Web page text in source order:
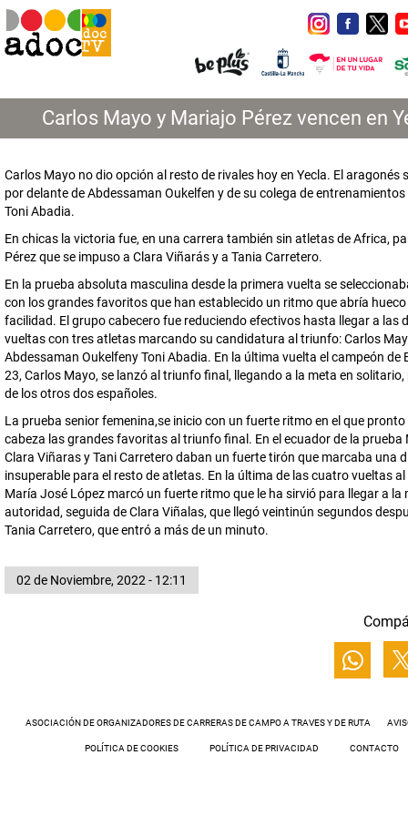
Carlos Mayo y Mariajo Pérez vencen en
Carlos Mayo no dio opción al resto de rivales hoy en Yecla. El aragonés
por delante de Abdessaman Oukelfen y de su colega de
Toni Abadia.
En chicas la victoria fue, en una carrera también sin atletas de Africa,
Pérez que se impuso a Clara Viñarás y a Tania Carretero.
En la prueba absoluta masculina desde la primera vuelta se
con los grandes favoritos que han establecido un ritmo que abría
facilidad. El grupo cabecero fue reduciendo efectivos hasta llegar a las
vueltas con tres atletas marcando su candidatura al triunfo: Carlos
Abdessaman Oukelfeny Toni Abadia. En la última vuelta el campeón de
23, Carlos Mayo, se lanzó al triunfo final, llegando a la meta en
de los otros dos españoles.
La prueba senior femenina,se inicio con un fuerte ritmo en el que
cabeza las grandes favoritas al triunfo final. En el ecuador de la prueba
Clara Viñaras y Tani Carretero daban un fuerte tirón que marcaba una
insuperable para el resto de atletas. En la última de las cuatro vueltas
María José López marcó un fuerte ritmo que le ha sirvió para llegar a la
autoridad, seguida de Clara Viñalas, que llegó veintinún segundos
Tania Carretero, que entró a más de un minuto.
02 de Noviembre, 2022 - 12:11
ASOCIACIÓN DE ORGANIZADORES DE CARRERAS DE CAMPO A TRAVES Y DE RUTA
POLÍTICA DE COOKIES POLÍTICA DE PRIVACIDAD CONTACTO